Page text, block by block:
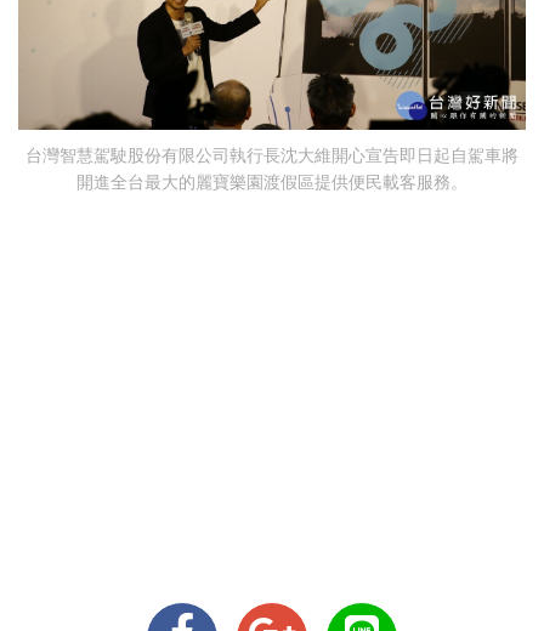
台灣智慧駕駛股份有限公司執行長沈大維開心宣告即日起自駕車將
開進全台最大的麗寶樂園渡假區提供便民載客服務。